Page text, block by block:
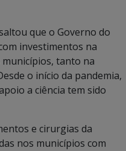
que o Governo do
investimentos na
tanto na
o início da pandemia,
a ciência tem sido
e cirurgias da
nos municípios com